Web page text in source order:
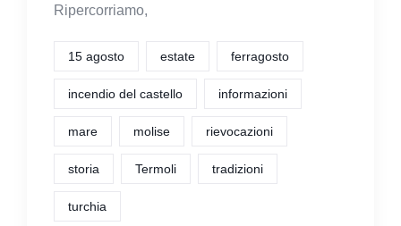
Ripercorriamo,
15 agosto estate ferragosto
incendio del castello informazioni
mare molise rievocazioni
storia Termoli tradizioni
turchia